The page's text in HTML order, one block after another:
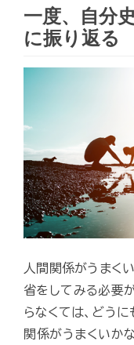
一度、自分
に振り返る
人間関係がうまく
省をしてみる必要
らなくては、どうに
関係がうまくいか